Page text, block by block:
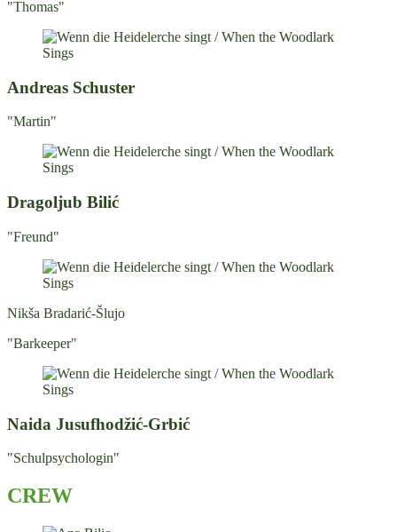
"Thomas"
Andreas Schuster
"Martin"
Dragoljub Bilić
"Freund"
Nikša Bradarić-Šlujo
"Barkeeper"
Naida Jusufhodžić-Grbić
"Schulpsychologin"
CREW